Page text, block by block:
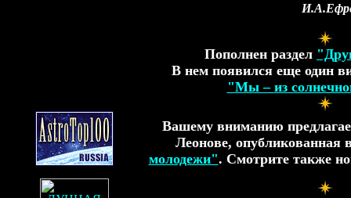
Пополнен раздел
В нем появился еще один
"Мы – из
Вашему вниманию
Леонове, опубликованная
молодежи". Смотрите также